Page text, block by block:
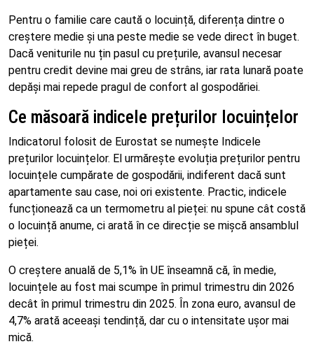
Pentru o familie care caută o locuință, diferența dintre o
creștere medie și una peste medie se vede direct în buget.
Dacă veniturile nu țin pasul cu prețurile, avansul necesar
pentru credit devine mai greu de strâns, iar rata lunară poate
depăși mai repede pragul de confort al gospodăriei.
Ce măsoară indicele prețurilor locuințelor
Indicatorul folosit de Eurostat se numește Indicele
prețurilor locuințelor. El urmărește evoluția prețurilor pentru
locuințele cumpărate de gospodării, indiferent dacă sunt
apartamente sau case, noi ori existente. Practic, indicele
funcționează ca un termometru al pieței: nu spune cât costă
o locuință anume, ci arată în ce direcție se mișcă ansamblul
pieței.
O creștere anuală de 5,1% în UE înseamnă că, în medie,
locuințele au fost mai scumpe în primul trimestru din 2026
decât în primul trimestru din 2025. În zona euro, avansul de
4,7% arată aceeași tendință, dar cu o intensitate ușor mai
mică.